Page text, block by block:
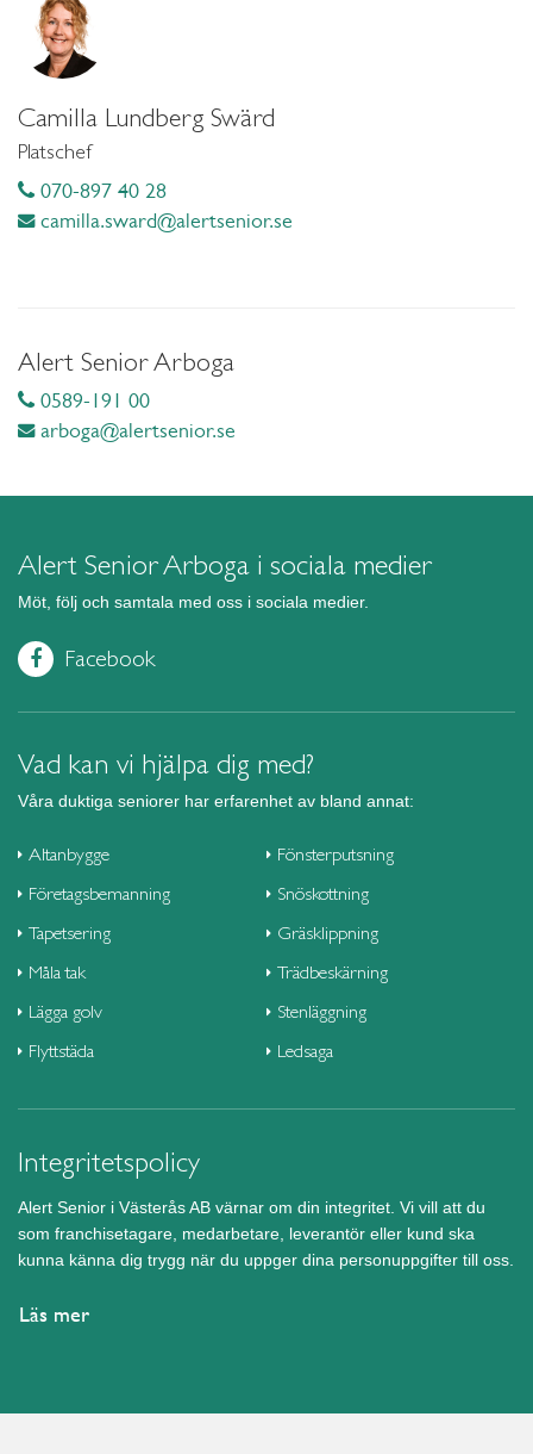
Camilla Lundberg Swärd
Platschef
070-897 40 28
camilla.sward@alertsenior.se
Alert Senior Arboga
0589-191 00
arboga@alertsenior.se
Alert Senior Arboga i sociala medier
Möt, följ och samtala med oss i sociala medier.
Facebook
Vad kan vi hjälpa dig med?
Våra duktiga seniorer har erfarenhet av bland annat:
Altanbygge
Företagsbemanning
Tapetsering
Måla tak
Lägga golv
Flyttstäda
Fönsterputsning
Snöskottning
Gräsklippning
Trädbeskärning
Stenläggning
Ledsaga
Integritetspolicy
Alert Senior i Västerås AB värnar om din integritet. Vi vill att du
som franchisetagare, medarbetare, leverantör eller kund ska
kunna känna dig trygg när du uppger dina personuppgifter till oss.
Läs mer